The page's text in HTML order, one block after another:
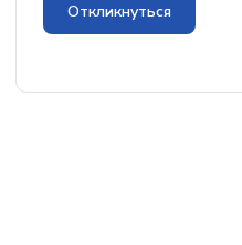
Откликнуться